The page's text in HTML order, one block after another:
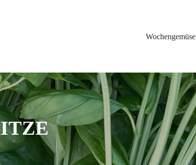
Wochengemüse